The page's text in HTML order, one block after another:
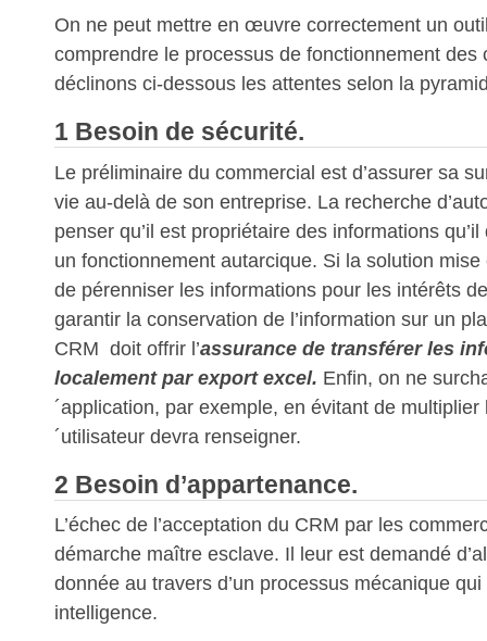
On ne peut mettre en œuvre correctement un
comprendre le processus de fonctionnement des
déclinons ci-dessous les attentes selon la
1 Besoin de sécurité.
Le préliminaire du commercial est d’assurer sa
vie au-delà de son entreprise. La recherche
penser qu’il est propriétaire des informations
un fonctionnement autarcique. Si la solution
de pérenniser les informations pour les intérêts
garantir la conservation de l’information sur un
CRM doit offrir l’assurance de transférer les
localement par export excel. Enfin, on ne
´application, par exemple, en évitant de
´utilisateur devra renseigner.
2 Besoin d’appartenance.
L’échec de l’acceptation du CRM par les
démarche maître esclave. Il leur est demandé
donnée au travers d’un processus mécanique
intelligence.